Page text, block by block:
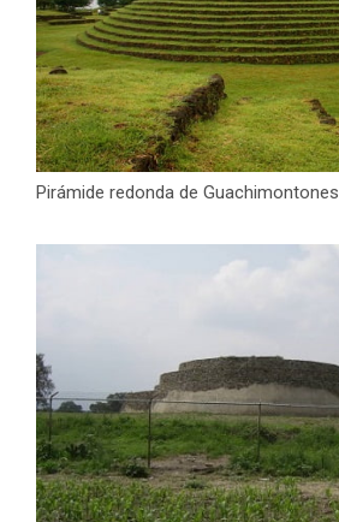
Pirámide redonda de Guachimontones